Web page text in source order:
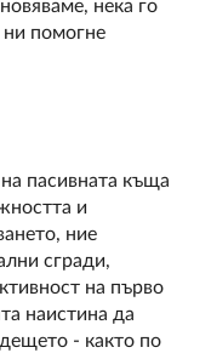
ни помогне
пасивната къща
и
ние
сгради,
на първо
наистина да
- както по